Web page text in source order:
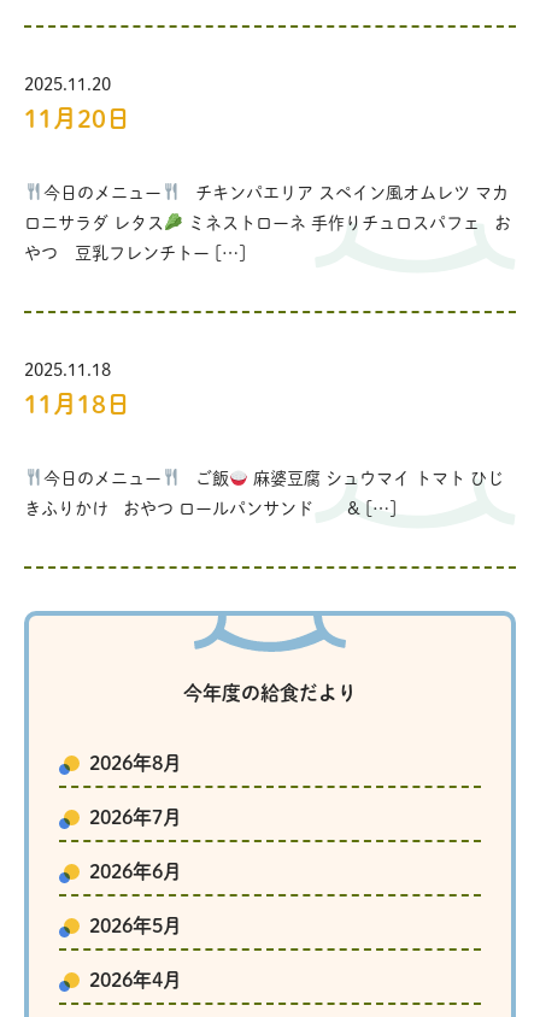
2025.11.20
11月20日
今日のメニュー
チキンパエリア スペイン風オムレツ マカ
ロニサラダ レタス
ミネストローネ 手作りチュロスパフェ お
やつ 豆乳フレンチトー […]
2025.11.18
11月18日
今日のメニュー ご飯
麻婆豆腐 シュウマイ トマト ひじ
きふりかけ おやつ ロールパンサンド & […]
今年度の給食だより
2026年8月
2026年7月
2026年6月
2026年5月
2026年4月